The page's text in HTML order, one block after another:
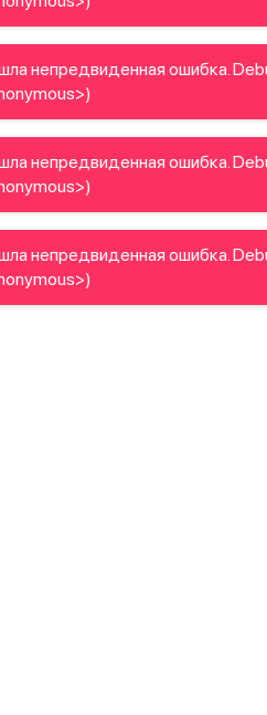
непредвиденная ошибка.
непредвиденная ошибка.
непредвиденная ошибка.